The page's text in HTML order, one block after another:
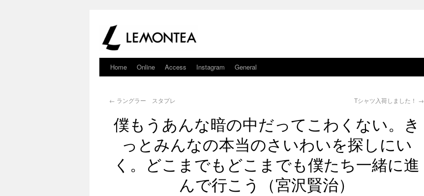
Home Online Access Instagram General
← ラングラー スタプレ Tシャツ入荷しました！ →
僕もうあんな暗の中だってこわくない。き
っとみんなの本当のさいわいを探しにい
く。どこまでもどこまでも僕たち一緒に進
んで行こう（宮沢賢治）